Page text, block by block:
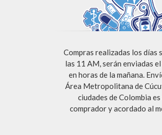
Compras realizadas los días
las 11 AM, serán enviadas
en horas de la mañana.
Área Metropolitana de
ciudades de Colombia
comprador y acordado al